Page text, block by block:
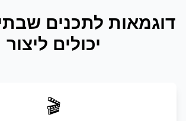
דוגמאות לתכנים ש
יכולים ליצור
🎬